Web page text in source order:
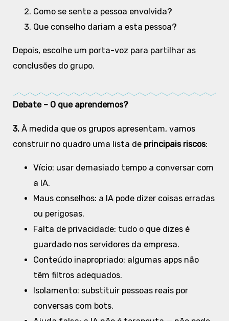
Como se sente a pessoa envolvida?
Que conselho dariam a esta pessoa?
Depois, escolhe um porta-voz para partilhar as
conclusões do grupo.
Debate – O que aprendemos?
3. À medida que os grupos apresentam, vamos
construir no quadro uma lista de principais riscos:
Vício: usar demasiado tempo a conversar com
a IA.
Maus conselhos: a IA pode dizer coisas erradas
ou perigosas.
Falta de privacidade: tudo o que dizes é
guardado nos servidores da empresa.
Conteúdo inapropriado: algumas apps não
têm filtros adequados.
Isolamento: substituir pessoas reais por
conversas com bots.